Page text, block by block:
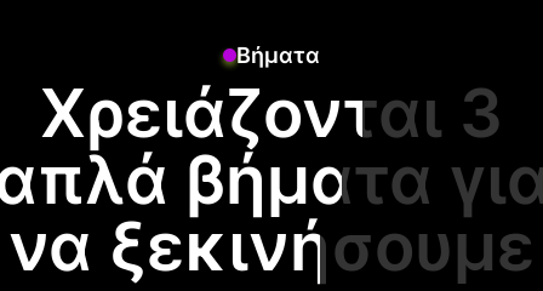
Βήματα
Χρειάζονται 3
βήματα
να ξεκινήσουμε